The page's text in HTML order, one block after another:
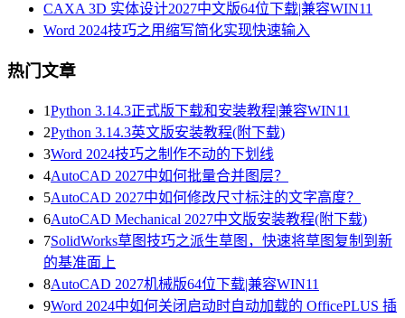
CAXA 3D 实体设计2027中文版64位下载|兼容WIN11
Word 2024技巧之用缩写简化实现快速输入
热门文章
1Python 3.14.3正式版下载和安装教程|兼容WIN11
2Python 3.14.3英文版安装教程(附下载)
3Word 2024技巧之制作不动的下划线
4AutoCAD 2027中如何批量合并图层？
5AutoCAD 2027中如何修改尺寸标注的文字高度？
6AutoCAD Mechanical 2027中文版安装教程(附下载)
7SolidWorks草图技巧之派生草图，快速将草图复制到新
的基准面上
8AutoCAD 2027机械版64位下载|兼容WIN11
9Word 2024中如何关闭启动时自动加载的 OfficePLUS 插